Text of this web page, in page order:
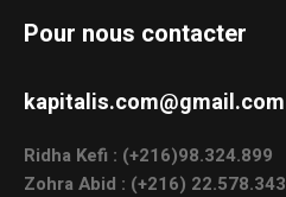
Pour nous contacter
kapitalis.com@gmail.com
Ridha Kefi : (+216)98.324.899
Zohra Abid : (+216) 22.578.343